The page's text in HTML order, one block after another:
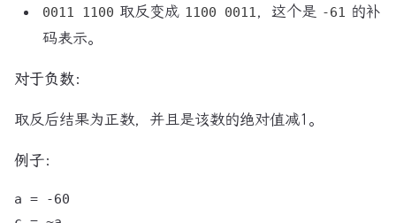
0011 1100 取反变成 1100 0011，这个是 -61 的补
码表示。
对于负数：
取反后结果为正数，并且是该数的绝对值减1。
例子：
a = -60